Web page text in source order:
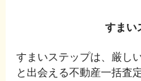
すまい
すまいステップは、厳し
と出会える不動産一括査